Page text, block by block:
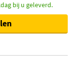
bij u geleverd.